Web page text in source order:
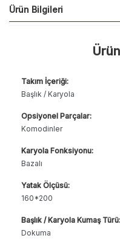
Ürün Bilgileri
Takım İçeriği:
Başlık / Karyola
Opsiyonel Parçalar:
Komodinler
Karyola Fonksiyonu:
Bazalı
Yatak Ölçüsü:
160*200
Başlık / Karyola Kumaş Türü:
Dokuma